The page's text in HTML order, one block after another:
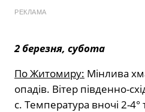
РЕКЛАМА
2 березня, субота
По Житомиру: Мінлива
опадів. Вітер південно-
с. Температура вночі 2-